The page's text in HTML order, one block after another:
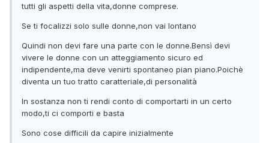
tutti gli aspetti della vita,donne comprese.
Se ti focalizzi solo sulle donne,non vai lontano
Quindi non devi fare una parte con le donne.Bensì devi
vivere le donne con un atteggiamento sicuro ed
indipendente,ma deve venirti spontaneo pian piano.Poichè
diventa un tuo tratto caratteriale,di personalità
In sostanza non ti rendi conto di comportarti in un certo
modo,ti ci comporti e basta
Sono cose difficili da capire inizialmente